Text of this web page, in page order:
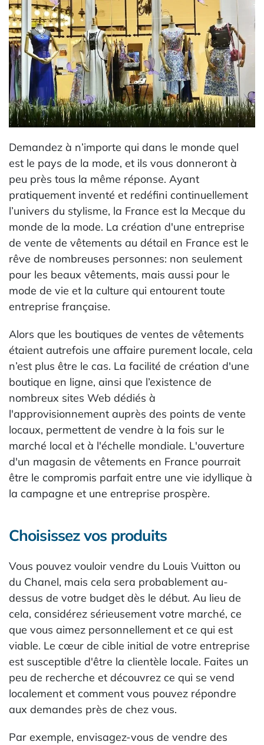
Demandez à n’importe qui dans le monde quel
est le pays de la mode, et ils vous donneront à
peu près tous la même réponse. Ayant
pratiquement inventé et redéfini continuellement
l’univers du stylisme, la France est la Mecque du
monde de la mode. La création d'une entreprise
de vente de vêtements au détail en France est le
rêve de nombreuses personnes: non seulement
pour les beaux vêtements, mais aussi pour le
mode de vie et la culture qui entourent toute
entreprise française.
Alors que les boutiques de ventes de vêtements
étaient autrefois une affaire purement locale, cela
n’est plus être le cas. La facilité de création d'une
boutique en ligne, ainsi que l’existence de
nombreux sites Web dédiés à
l'approvisionnement auprès des points de vente
locaux, permettent de vendre à la fois sur le
marché local et à l'échelle mondiale. L'ouverture
d'un magasin de vêtements en France pourrait
être le compromis parfait entre une vie idyllique à
la campagne et une entreprise prospère.
Choisissez vos produits
Vous pouvez vouloir vendre du Louis Vuitton ou
du Chanel, mais cela sera probablement au-
dessus de votre budget dès le début. Au lieu de
cela, considérez sérieusement votre marché, ce
que vous aimez personnellement et ce qui est
viable. Le cœur de cible initial de votre entreprise
est susceptible d'être la clientèle locale. Faites un
peu de recherche et découvrez ce qui se vend
localement et comment vous pouvez répondre
aux demandes près de chez vous.
Par exemple, envisagez-vous de vendre des